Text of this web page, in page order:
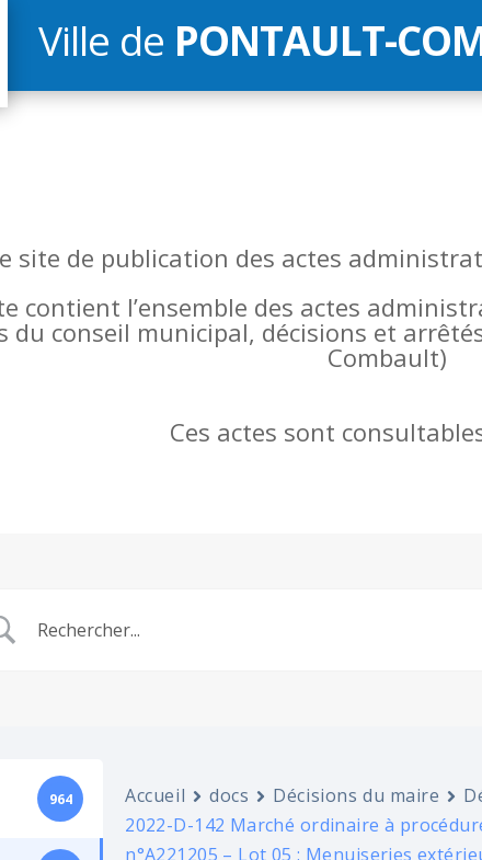
Ville de PONTAULT-
site de publication des actes
contient l’ensemble des actes
du conseil municipal, décisions et
Combault)
Ces actes sont
964 Accueil docs Décisions du maire
2022-D-142 Marché ordinaire à
n°A221205 – Lot 05 : Menuiseries